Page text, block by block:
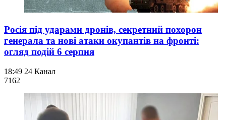
Росія під ударами дронів, секретний похорон
генерала та нові атаки окупантів на фронті:
огляд подій 6 серпня
18:49 24 Канал
7162